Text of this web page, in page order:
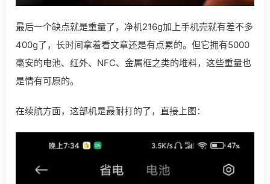
最后一个缺点就是重量了，净机216g加上手机壳就有差不多
400g了，长时间拿着看文章还是有点累的。但它拥有5000
毫安的电池、红外、NFC、金属框之类的堆料，这些重量也
是情有可原的。
在续航方面，这部机是最耐打的了，直接上图：